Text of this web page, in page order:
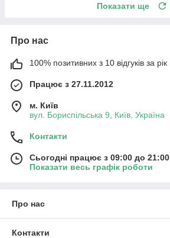
Показати ще
Про нас
100% позитивних з 10 відгуків за рік
Працює з 27.11.2012
м. Київ
вул. Бориспільська 9, Київ, Україна
Контакти
Сьогодні працює з 09:00 до 21:00
Показати весь графік роботи
Про нас
Контакти